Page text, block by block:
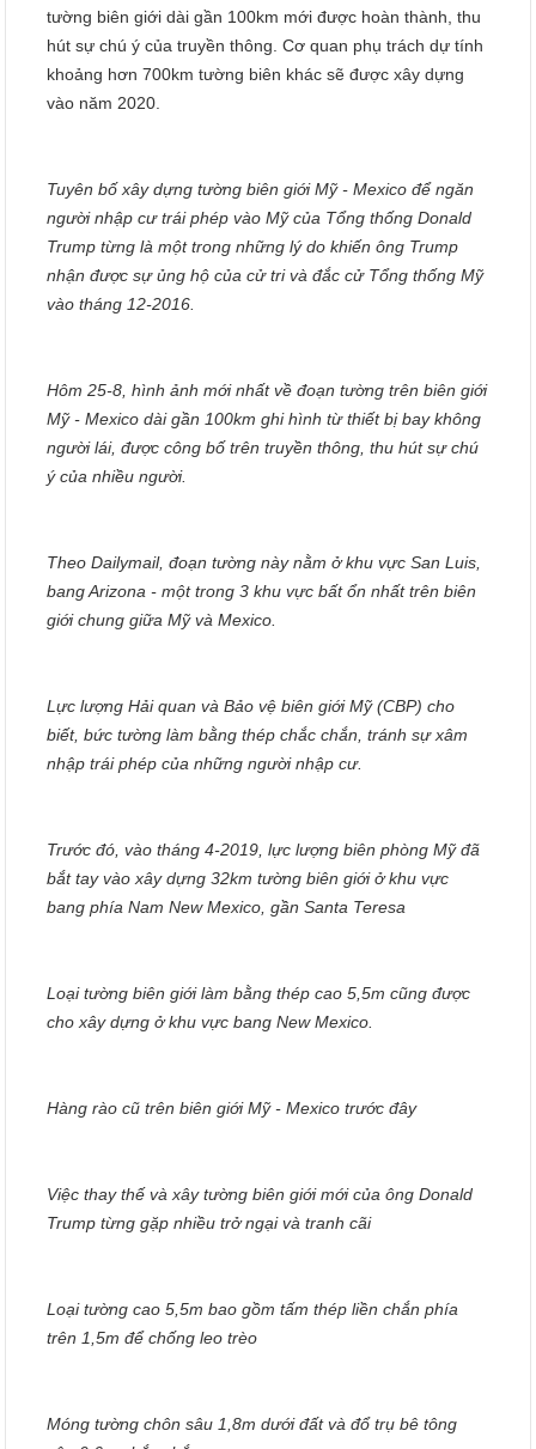
tường biên giới dài gần 100km mới được hoàn thành, thu
hút sự chú ý của truyền thông. Cơ quan phụ trách dự tính
khoảng hơn 700km tường biên khác sẽ được xây dựng
vào năm 2020.
Tuyên bố xây dựng tường biên giới Mỹ - Mexico để ngăn
người nhập cư trái phép vào Mỹ của Tổng thống Donald
Trump từng là một trong những lý do khiến ông Trump
nhận được sự ủng hộ của cử tri và đắc cử Tổng thống Mỹ
vào tháng 12-2016.
Hôm 25-8, hình ảnh mới nhất về đoạn tường trên biên giới
Mỹ - Mexico dài gần 100km ghi hình từ thiết bị bay không
người lái, được công bố trên truyền thông, thu hút sự chú
ý của nhiều người.
Theo Dailymail, đoạn tường này nằm ở khu vực San Luis,
bang Arizona - một trong 3 khu vực bất ổn nhất trên biên
giới chung giữa Mỹ và Mexico.
Lực lượng Hải quan và Bảo vệ biên giới Mỹ (CBP) cho
biết, bức tường làm bằng thép chắc chắn, tránh sự xâm
nhập trái phép của những người nhập cư.
Trước đó, vào tháng 4-2019, lực lượng biên phòng Mỹ đã
bắt tay vào xây dựng 32km tường biên giới ở khu vực
bang phía Nam New Mexico, gần Santa Teresa
Loại tường biên giới làm bằng thép cao 5,5m cũng được
cho xây dựng ở khu vực bang New Mexico.
Hàng rào cũ trên biên giới Mỹ - Mexico trước đây
Việc thay thế và xây tường biên giới mới của ông Donald
Trump từng gặp nhiều trở ngại và tranh cãi
Loại tường cao 5,5m bao gồm tấm thép liền chắn phía
trên 1,5m để chống leo trèo
Móng tường chôn sâu 1,8m dưới đất và đổ trụ bê tông